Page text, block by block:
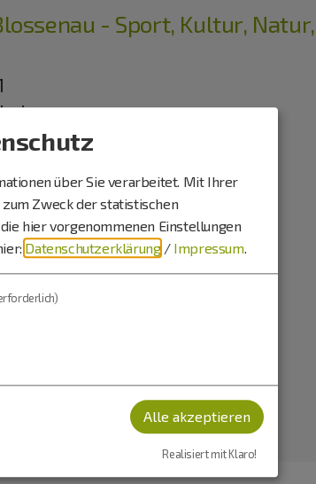
- Sport, Kultur,
über Sie verarbeitet. Mit Ihrer
zum Zweck der statistischen
hier vorgenommenen Einstellungen
Datenschutzerklärung / Impressum.
Alle akzeptieren
Realisiert mit Klaro!